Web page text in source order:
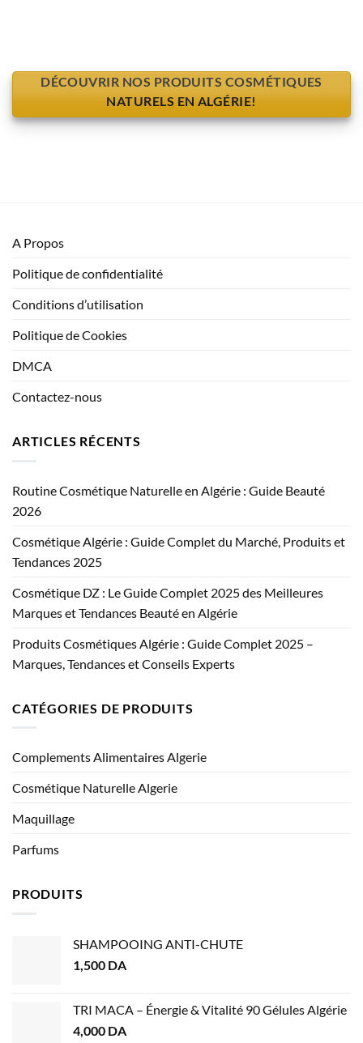
DÉCOUVRIR NOS PRODUITS COSMÉTIQUES
NATURELS EN ALGÉRIE!
A Propos
Politique de confidentialité
Conditions d’utilisation
Politique de Cookies
DMCA
Contactez-nous
ARTICLES RÉCENTS
Routine Cosmétique Naturelle en Algérie : Guide Beauté
2026
Cosmétique Algérie : Guide Complet du Marché, Produits et
Tendances 2025
Cosmétique DZ : Le Guide Complet 2025 des Meilleures
Marques et Tendances Beauté en Algérie
Produits Cosmétiques Algérie : Guide Complet 2025 –
Marques, Tendances et Conseils Experts
CATÉGORIES DE PRODUITS
Complements Alimentaires Algerie
Cosmétique Naturelle Algerie
Maquillage
Parfums
PRODUITS
SHAMPOOING ANTI-CHUTE
1,500 DA
TRI MACA – Énergie & Vitalité 90 Gélules Algérie
4,000 DA